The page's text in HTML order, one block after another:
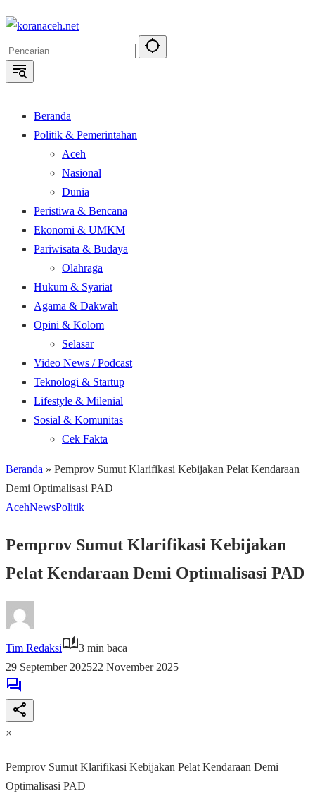
Langsung
konten
Beranda
Politik & Pemerintahan
Aceh
Nasional
Dunia
Peristiwa & Bencana
Ekonomi & UMKM
Pariwisata & Budaya
Olahraga
Hukum & Syariat
Agama & Dakwah
Opini & Kolom
Selasar
Video News / Podcast
Teknologi & Startup
Lifestyle & Milenial
Sosial & Komunitas
Cek Fakta
Beranda » Pemprov Sumut Klarifikasi Kebijakan Pelat Kendaraan
Demi Optimalisasi PAD
AcehNewsPolitik
Pemprov Sumut Klarifikasi Kebijakan
Pelat Kendaraan Demi Optimalisasi PAD
Tim Redaksi
3 min baca
29 September 202522 November 2025
×
Pemprov Sumut Klarifikasi Kebijakan Pelat Kendaraan Demi
Optimalisasi PAD